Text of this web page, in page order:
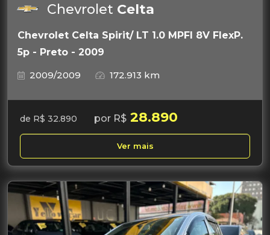
Chevrolet Celta
Chevrolet Celta Spirit/ LT 1.0 MPFI 8V FlexP.
5p - Preto - 2009
2009/2009
172.913 km
de R$ 32.890 por R$ 28.890
Ver mais